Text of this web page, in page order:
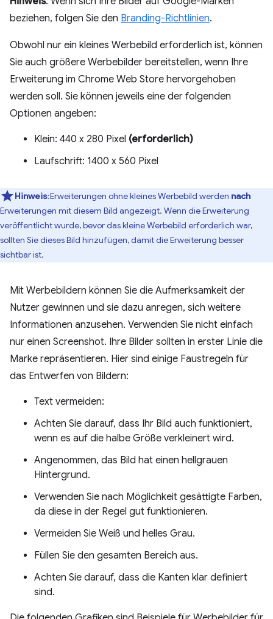
beziehen, folgen Sie den Branding-Richtlinien.
Obwohl nur ein kleines Werbebild erforderlich ist, können
Sie auch größere Werbebilder bereitstellen, wenn Ihre
Erweiterung im Chrome Web Store hervorgehoben
werden soll. Sie können jeweils eine der folgenden
Optionen angeben:
Klein: 440 x 280 Pixel (erforderlich)
Laufschrift: 1400 x 560 Pixel
Hinweis:Erweiterungen ohne kleines Werbebild werden nach
Erweiterungen mit diesem Bild angezeigt. Wenn die Erweiterung
veröffentlicht wurde, bevor das kleine Werbebild erforderlich war,
sollten Sie dieses Bild hinzufügen, damit die Erweiterung besser
sichtbar ist.
Mit Werbebildern können Sie die Aufmerksamkeit der
Nutzer gewinnen und sie dazu anregen, sich weitere
Informationen anzusehen. Verwenden Sie nicht einfach
nur einen Screenshot. Ihre Bilder sollten in erster Linie die
Marke repräsentieren. Hier sind einige Faustregeln für
das Entwerfen von Bildern:
Text vermeiden:
Achten Sie darauf, dass Ihr Bild auch funktioniert,
wenn es auf die halbe Größe verkleinert wird.
Angenommen, das Bild hat einen hellgrauen
Hintergrund.
Verwenden Sie nach Möglichkeit gesättigte Farben,
da diese in der Regel gut funktionieren.
Vermeiden Sie Weiß und helles Grau.
Füllen Sie den gesamten Bereich aus.
Achten Sie darauf, dass die Kanten klar definiert
sind.